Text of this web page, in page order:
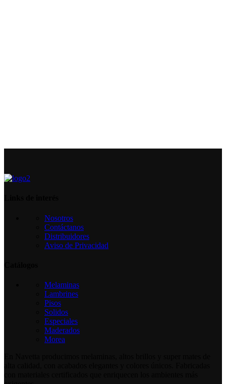
Nosotros
Contáctanos
Distribuidores
Aviso de Privacidad
Melaminas
Lambrines
Pisos
Solidos
Especiales
Maderados
Morea